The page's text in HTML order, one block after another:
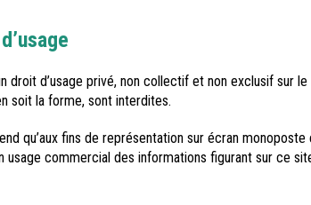
droit d’usage privé, non collectif et non exclusif sur
soit la forme, sont interdites.
qu’aux fins de représentation sur écran
usage commercial des informations figurant sur ce